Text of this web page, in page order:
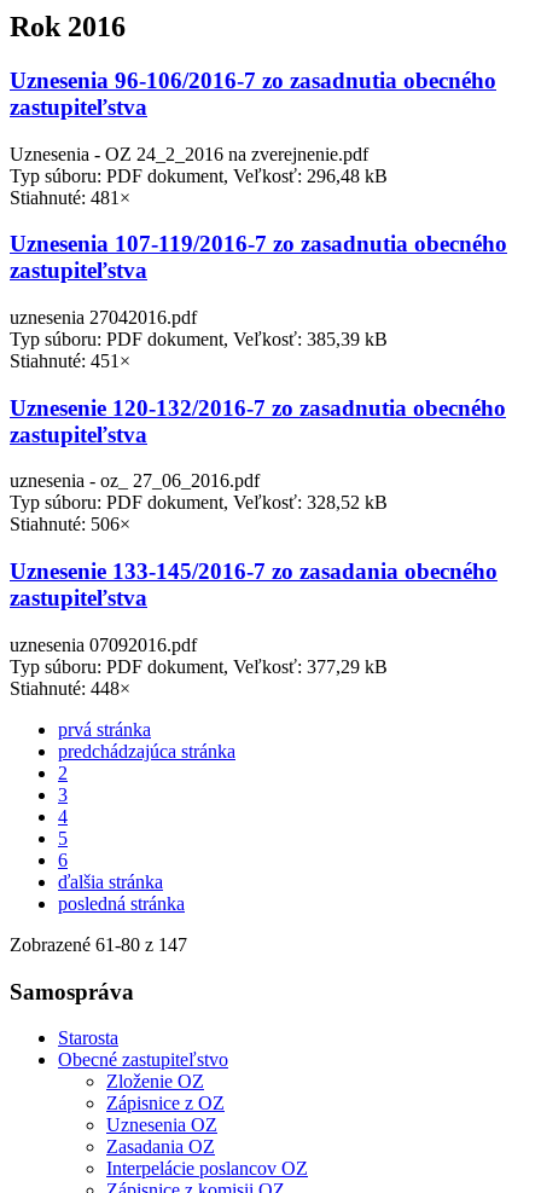
Rok 2016
Uznesenia 96-106/2016-7 zo zasadnutia obecného
zastupiteľstva
Uznesenia - OZ 24_2_2016 na zverejnenie.pdf
Typ súboru: PDF dokument, Veľkosť: 296,48 kB
Stiahnuté: 481×
Uznesenia 107-119/2016-7 zo zasadnutia obecného
zastupiteľstva
uznesenia 27042016.pdf
Typ súboru: PDF dokument, Veľkosť: 385,39 kB
Stiahnuté: 451×
Uznesenie 120-132/2016-7 zo zasadnutia obecného
zastupiteľstva
uznesenia - oz_ 27_06_2016.pdf
Typ súboru: PDF dokument, Veľkosť: 328,52 kB
Stiahnuté: 506×
Uznesenie 133-145/2016-7 zo zasadania obecného
zastupiteľstva
uznesenia 07092016.pdf
Typ súboru: PDF dokument, Veľkosť: 377,29 kB
Stiahnuté: 448×
prvá stránka
predchádzajúca stránka
2
3
4
5
6
ďalšia stránka
posledná stránka
Zobrazené 61-80 z 147
Samospráva
Starosta
Obecné zastupiteľstvo
Zloženie OZ
Zápisnice z OZ
Uznesenia OZ
Zasadania OZ
Interpelácie poslancov OZ